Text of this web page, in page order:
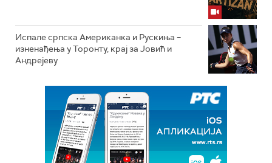
Испале српска Американка и Рускиња –
изненађења у Торонту, крај за Јовић и
Андрејеву